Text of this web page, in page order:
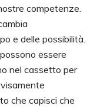
competenze.
e delle possibilità.
essere
nel cassetto per
che capisci che